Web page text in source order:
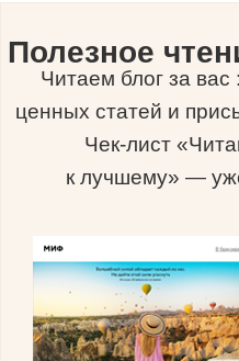
Полезное
Читаем блог за
ценных статей и
Чек-лист
к лучшему» —